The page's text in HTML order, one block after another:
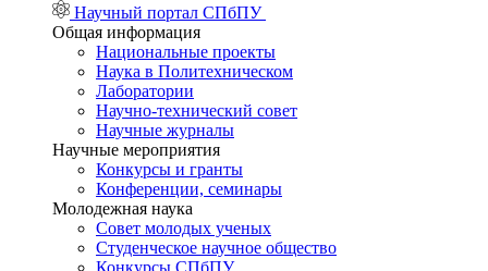
Научный портал СПбПУ
Общая информация
Национальные проекты
Наука в Политехническом
Лаборатории
Научно-технический совет
Научные журналы
Научные мероприятия
Конкурсы и гранты
Конференции, семинары
Молодежная наука
Совет молодых ученых
Студенческое научное общество
Конкурсы СПбПУ